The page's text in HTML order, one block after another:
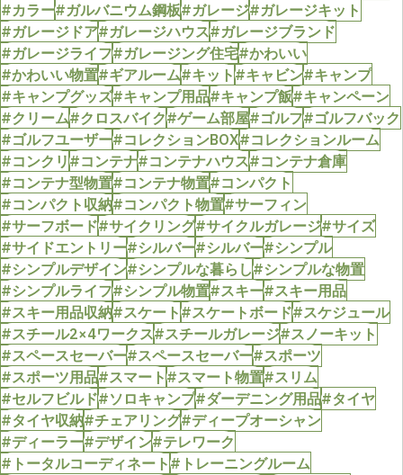
#カラー#ガルバニウム鋼板#ガレージ#ガレージキット
#ガレージドア#ガレージハウス#ガレージブランド
#ガレージライフ#ガレージング住宅#かわいい
#かわいい物置#ギアルーム#キット#キャビン#キャンプ
#キャンプグッズ#キャンプ用品#キャンプ飯#キャンペーン
#クリーム#クロスバイク#ゲーム部屋#ゴルフ#ゴルフバック
#ゴルフユーザー#コレクションBOX#コレクションルーム
#コンクリ#コンテナ#コンテナハウス#コンテナ倉庫
#コンテナ型物置#コンテナ物置#コンパクト
#コンパクト収納#コンパクト物置#サーフィン
#サーフボード#サイクリング#サイクルガレージ#サイズ
#サイドエントリー#シルバー#シルバー#シンプル
#シンプルデザイン#シンプルな暮らし#シンプルな物置
#シンプルライフ#シンプル物置#スキー#スキー用品
#スキー用品収納#スケート#スケートボード#スケジュール
#スチール2×4ワークス#スチールガレージ#スノーキット
#スペースセーバー#スペースセーバー#スポーツ
#スポーツ用品#スマート#スマート物置#スリム
#セルフビルド#ソロキャンプ#ダーデニング用品#タイヤ
#タイヤ収納#チェアリング#ディープオーシャン
#ディーラー#デザイン#テレワーク
#トータルコーディネート#トレーニングルーム